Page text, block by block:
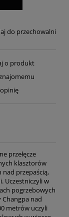
do przechowalni
o produkt
przełęcze
klasztorów
przepaścią,
Uczestniczyli w
pogrzebowych
nad
metrów uczyli